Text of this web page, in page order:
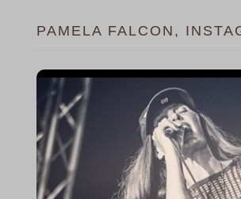
PAMELA FALCON,